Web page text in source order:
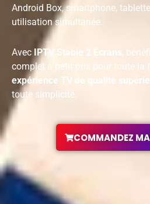
Android Box, smartphone,
utilisation simultanée.
Avec IPTV Stable 2 Écrans,
complet à petit prix pour toute la
expérience TV de qualité
toute simplicité.
COMMANDEZ